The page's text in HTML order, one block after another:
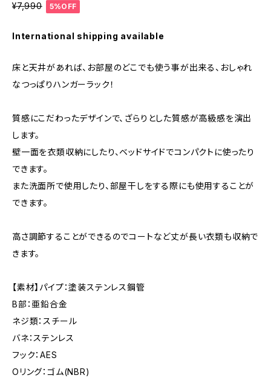
¥7,990 5%OFF
International shipping available
床と天井があれば、お部屋のどこでも使う事が出来る、おしゃれ
なつっぱりハンガーラック！
質感にこだわったデザインで、ざらりとした質感が高級感を演出
します。
壁一面を衣類収納にしたり、ベッドサイドでコンパクトに使ったり
できます。
また洗面所で使用したり、部屋干しをする際にも使用することが
できます。
高さ調節することができるのでコートなど丈が長い衣類も収納で
きます。
【素材】パイプ：塗装ステンレス鋼管
B部：亜鉛合金
ネジ類：スチール
バネ：ステンレス
フック：AES
Oリング：ゴム(NBR)